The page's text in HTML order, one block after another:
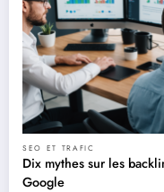
SEO ET TRAFIC
Dix mythes sur les
Google